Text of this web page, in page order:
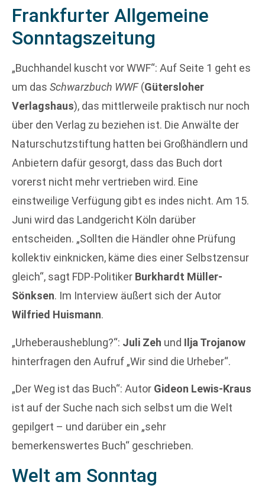
Frankfurter Allgemeine
Sonntagszeitung
„Buchhandel kuscht vor WWF“: Auf Seite 1 geht es
um das Schwarzbuch WWF(Gütersloher
Verlagshaus), das mittlerweile praktisch nur noch
über den Verlag zu beziehen ist. Die Anwälte der
Naturschutzstiftung hatten bei Großhändlern und
Anbietern dafür gesorgt, dass das Buch dort
vorerst nicht mehr vertrieben wird. Eine
einstweilige Verfügung gibt es indes nicht. Am 15.
Juni wird das Landgericht Köln darüber
entscheiden. „Sollten die Händler ohne Prüfung
kollektiv einknicken, käme dies einer Selbstzensur
gleich“, sagt FDP-Politiker Burkhardt Müller-
Sönksen. Im Interview äußert sich der Autor
Wilfried Huismann.
„Urheberausheblung?“: Juli Zeh und Ilja Trojanow
hinterfragen den Aufruf „Wir sind die Urheber“.
„Der Weg ist das Buch“: Autor Gideon Lewis-Kraus
ist auf der Suche nach sich selbst um die Welt
gepilgert – und darüber ein „sehr
bemerkenswertes Buch“ geschrieben.
Welt am Sonntag